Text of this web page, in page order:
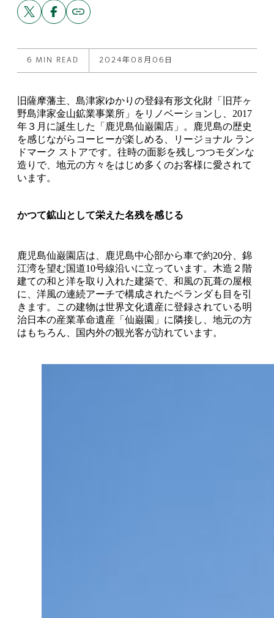
Share
this
post
X
Share
this
post
Facebook
Copy
link
to
6 MIN READ 2024年08月06日
旧薩摩藩主、島津家ゆかりの登録有形文化財「旧芹ヶ
野島津家金山鉱業事業所」をリノベーションし、2017
年３月に誕生した「鹿児島仙巌園店」。鹿児島の歴史
を感じながらコーヒーが楽しめる、リージョナル ラン
ドマーク ストアです。往時の面影を残しつつモダンな
造りで、地元の方々をはじめ多くのお客様に愛されて
います。
かつて鉱山として栄えた名残を感じる
鹿児島仙巌園店は、鹿児島中心部から車で約20分、錦
江湾を望む国道10号線沿いに立っています。木造２階
建ての和と洋を取り入れた建築で、和風の瓦葺の屋根
に、洋風の連続アーチで構成されたベランダも目を引
きます。この建物は世界文化遺産に登録されている明
治日本の産業革命遺産「仙巌園」に隣接し、地元の方
はもちろん、国内外の観光客が訪れています。